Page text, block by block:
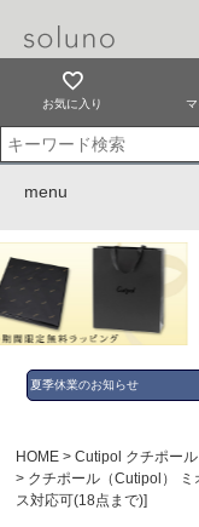
お気に入り
menu
夏季休業のお知らせ
HOME
Cutipol クチポール
クチポール（Cutipol） ミ
ス対応可(18点まで)]